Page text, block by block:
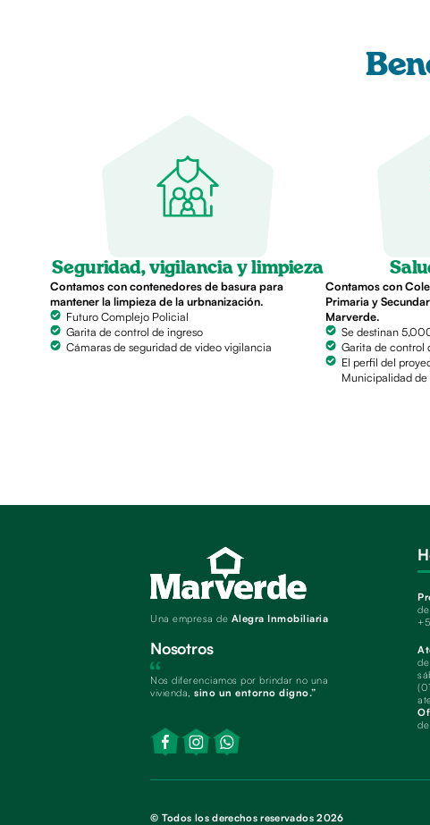
Seguridad, vigilancia y limpieza
Contamos con contenedores de basura para
mantener la limpieza de la urbnanización.
Futuro Complejo Policial
Garita de control de ingreso
Cámaras de seguridad de video vigilancia
Contamos con
Primaria y
Marverde.
Se destinan
Garita de control
El perfil del
Municipalidad de
Una empresa de Alegra Inmobiliaria
Nosotros
Nos diferenciamos por brindar no una
vivienda, sino un entorno digno.”
© Todos los derechos reservados 2026